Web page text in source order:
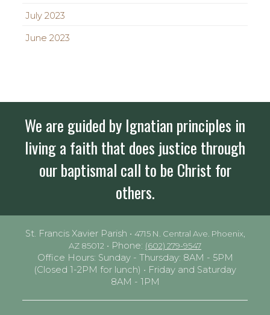
July 2023
June 2023
We are guided by Ignatian principles in
living a faith that does justice through
our baptismal call to be Christ for
others.
St. Francis Xavier Parish • 4715 N. Central Ave. Phoenix,
AZ 85012 • Phone: (602) 279-9547
Office Hours: Sunday - Thursday: 8AM - 5PM
(Closed 1-2PM for lunch) • Friday and Saturday
8AM - 1PM